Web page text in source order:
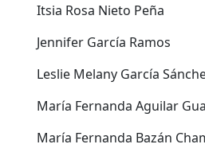
Itsia Rosa Nieto Peña
Jennifer García Ramos
Leslie Melany García
María Fernanda Aguilar
María Fernanda Bazán